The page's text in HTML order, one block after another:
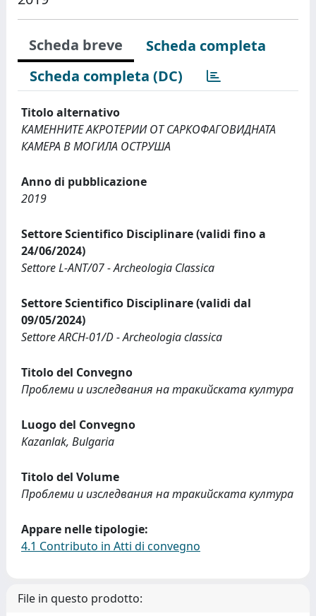
Scheda breve
Scheda completa
Scheda completa (DC)
Titolo alternativo
КАМЕННИТЕ АКРОТЕРИИ ОТ САРКОФАГОВИДНАТА
КАМЕРА В МОГИЛА ОСТРУША
Anno di pubblicazione
2019
Settore Scientifico Disciplinare (validi fino a
24/06/2024)
Settore L-ANT/07 - Archeologia Classica
Settore Scientifico Disciplinare (validi dal
09/05/2024)
Settore ARCH-01/D - Archeologia classica
Titolo del Convegno
Проблеми и изследвания на тракийската култура
Luogo del Convegno
Kazanlak, Bulgaria
Titolo del Volume
Проблеми и изследвания на тракийската култура
Appare nelle tipologie:
4.1 Contributo in Atti di convegno
File in questo prodotto: